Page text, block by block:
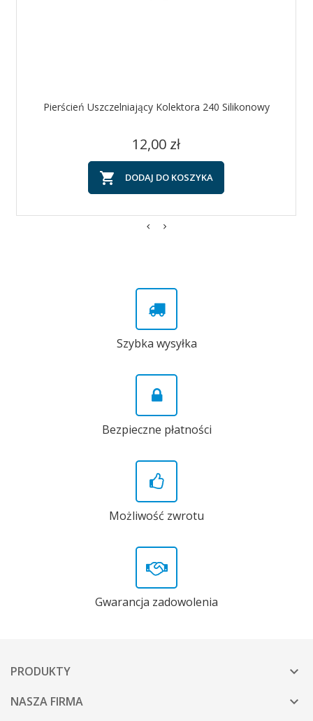
Pierścień Uszczelniający Kolektora 240 Silikonowy
Cena
12,00 zł
 DODAJ DO KOSZYKA
Szybka wysyłka
Bezpieczne płatności
Możliwość zwrotu
Gwarancja zadowolenia
PRODUKTY 
NASZA FIRMA 